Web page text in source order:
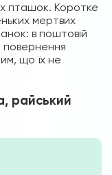
пташок. Коротке
мертвих
в поштовій
повернення
що їх не
райський